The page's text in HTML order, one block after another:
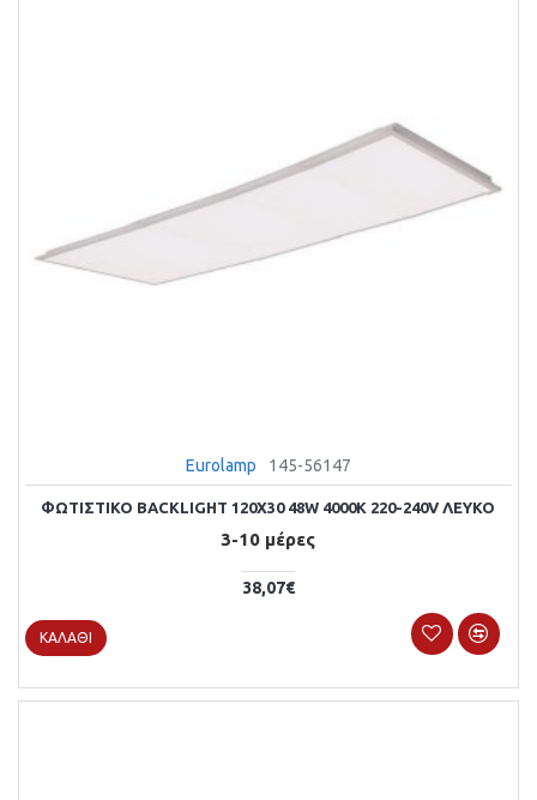
Eurolamp 145-56147
ΦΩΤΙΣΤΙΚΟ BACKLIGΗΤ 120X30 48W 4000Κ 220-240V ΛΕΥΚΟ
3-10 μέρες
38,07€
ΚΑΛΆΘΙ